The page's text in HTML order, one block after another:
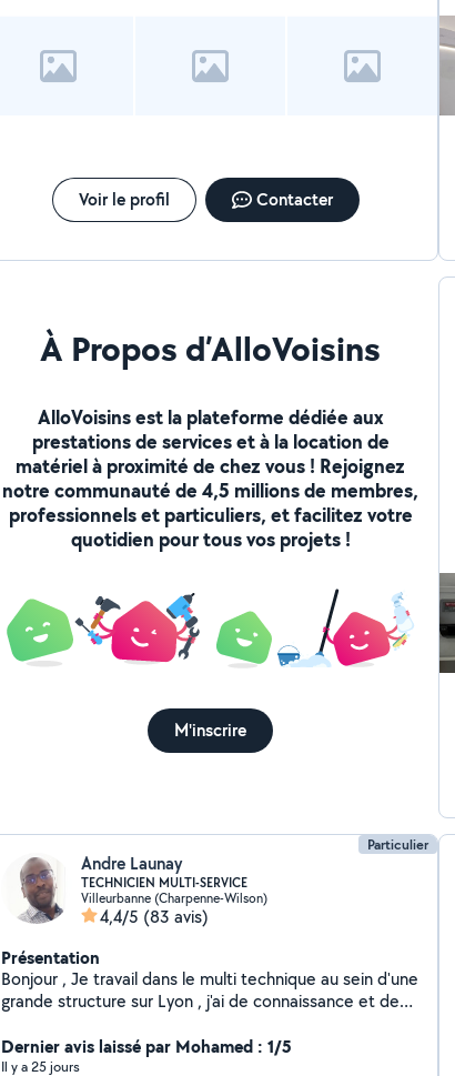
Voir le profil Contacter
À Propos d’AlloVoisins
AlloVoisins est la plateforme dédiée aux
prestations de services et à la location de
matériel à proximité de chez vous ! Rejoignez
notre communauté de 4,5 millions de membres,
professionnels et particuliers, et facilitez votre
quotidien pour tous vos projets !
M'inscrire
Particulier
Andre Launay
TECHNICIEN MULTI-SERVICE
Villeurbanne (Charpenne-Wilson)
4,4/5 (83 avis)
Présentation
Bonjour , Je travail dans le multi technique au sein d'une
grande structure sur Lyon , j'ai de connaissance et de
de meuble ( armoire , meuble cuisine , * Chauffage et
climatisation * Serrurerie * Peinture * installation réseau
Dernier avis laissé par Mohamed : 1/5
Il y a 25 jours